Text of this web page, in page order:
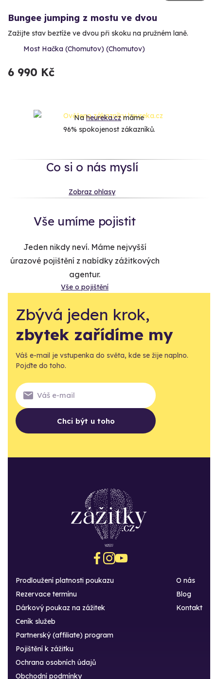
Bungee jumping z mostu ve dvou
Zažijte stav beztíže ve dvou při skoku na pružném laně.
Most Hačka (Chomutov) (Chomutov)
6 990 Kč
Naheureka.czmáme
96% spokojenost zákazníků.
Co si o nás myslí
Zobraz ohlasy
Vše umíme pojistit
Jeden nikdy neví. Máme nejvyšší
úrazové pojištění z nabídky zážitkových
agentur.
Vše o pojištění
Zbývá jeden krok,
zbytek zařídíme my
Váš e-mail je vstupenka do světa, kde se žije naplno.
Pojďte do toho.
Chci být u toho
Prodloužení platnosti poukazu
Rezervace termínu
Dárkový poukaz na zážitek
O nás
Blog
Kontakt
Ceník služeb
Partnerský (affiliate) program
Pojištění k zážitku
Ochrana osobních údajů
Obchodní podmínky